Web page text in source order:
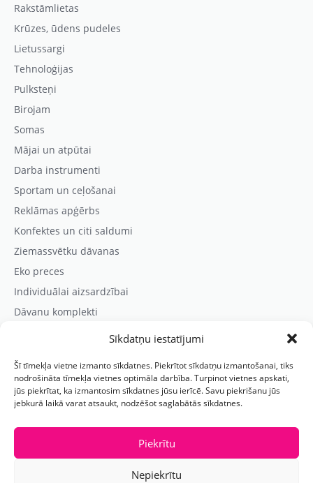
Sīkdatņu iestatījumi
Šī tīmekļa vietne izmanto sīkdatnes. Piekrītot sīkdatņu izmantošanai, tiks
nodrošināta tīmekļa vietnes optimāla darbība. Turpinot vietnes apskati,
jūs piekrītat, ka izmantosim sīkdatnes jūsu ierīcē. Savu piekrišanu jūs
jebkurā laikā varat atsaukt, nodzēšot saglabātās sīkdatnes.
Piekrītu
Nepiekrītu
Rakstāmlietas
Krūzes, ūdens pudeles
Lietussargi
Tehnoloģijas
Pulksteņi
Birojam
Somas
Mājai un atpūtai
Darba instrumenti
Sportam un ceļošanai
Reklāmas apģērbs
Konfektes un citi saldumi
Ziemassvētku dāvanas
Eko preces
Individuālai aizsardzībai
Dāvanu komplekti
Kontaktinformācija
Prezentreklāmas aģentūra “PARIS”
Reģ.nr.: 40103625328